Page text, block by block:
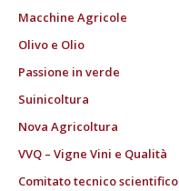
Macchine Agricole
Olivo e Olio
Passione in verde
Suinicoltura
Nova Agricoltura
VVQ – Vigne Vini e Qualità
Comitato tecnico scientifico